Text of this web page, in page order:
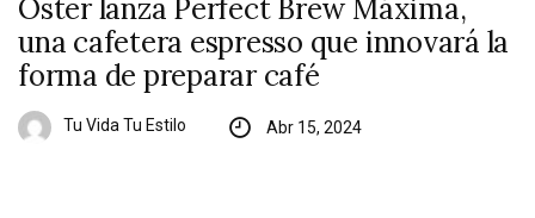
Oster lanza Perfect Brew Máxima,
una cafetera espresso que innovará la
forma de preparar café
Tu Vida Tu Estilo Abr 15, 2024